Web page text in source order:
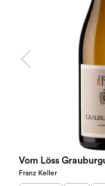
Vom Löss
Franz Keller